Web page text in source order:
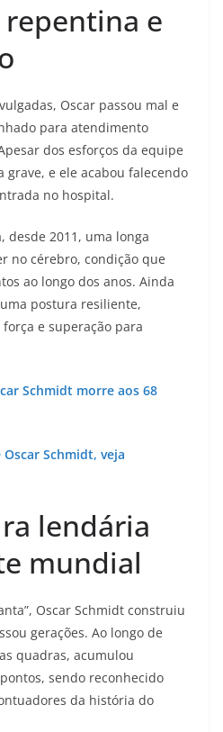
e
Oscar passou mal e
para atendimento
dos esforços da equipe
grave, e ele acabou falecendo
no hospital.
desde 2011, uma longa
no cérebro, condição que
ao longo dos anos. Ainda
postura resiliente,
e superação para
Schmidt morre aos 68
Schmidt, veja
lendária
mundial
Oscar Schmidt construiu
gerações. Ao longo de
quadras, acumulou
sendo reconhecido
da história do